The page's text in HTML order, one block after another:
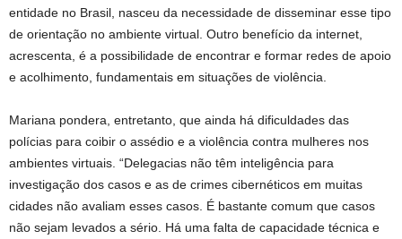
entidade no Brasil, nasceu da necessidade de disseminar esse tipo
de orientação no ambiente virtual. Outro benefício da internet,
acrescenta, é a possibilidade de encontrar e formar redes de apoio
e acolhimento, fundamentais em situações de violência.
Mariana pondera, entretanto, que ainda há dificuldades das
polícias para coibir o assédio e a violência contra mulheres nos
ambientes virtuais. “Delegacias não têm inteligência para
investigação dos casos e as de crimes cibernéticos em muitas
cidades não avaliam esses casos. É bastante comum que casos
não sejam levados a sério. Há uma falta de capacidade técnica e